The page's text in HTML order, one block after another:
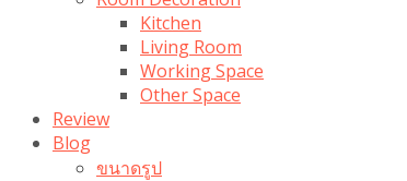
Kitchen
Living Room
Working Space
Other Space
Review
Blog
ขนาดรูป